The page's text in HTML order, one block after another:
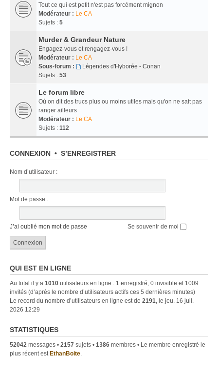
Tout ce qui est petit n'est pas forcément mignon
Modérateur : Le CA
Sujets : 5
Murder & Grandeur Nature
Engagez-vous et rengagez-vous !
Modérateur : Le CA
Sous-forum :
Légendes d'Hyborée - Conan
Sujets : 53
Le forum libre
Où on dit des trucs plus ou moins utiles mais qu'on ne sait pas
ranger ailleurs
Modérateur : Le CA
Sujets : 112
CONNEXION • S’ENREGISTRER
Nom d’utilisateur :
Mot de passe :
J’ai oublié mon mot de passe Se souvenir de moi
QUI EST EN LIGNE
Au total il y a 1010 utilisateurs en ligne : 1 enregistré, 0 invisible et 1009
invités (d’après le nombre d’utilisateurs actifs ces 5 dernières minutes)
Le record du nombre d’utilisateurs en ligne est de 2191, le jeu. 16 juil.
2026 12:29
STATISTIQUES
52042 messages • 2157 sujets • 1386 membres • Le membre enregistré le
plus récent est EthanBoite.